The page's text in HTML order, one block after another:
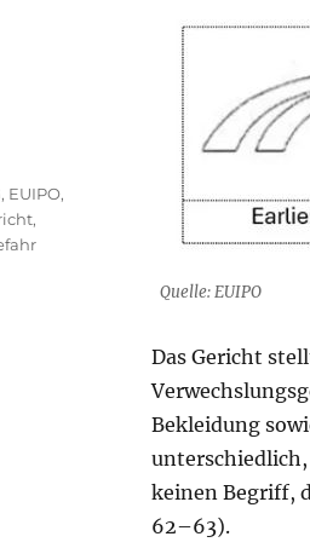
Quelle: EUIPO
Das Gericht
Bekleidung
keinen Begriff,
62–63).
, EUIPO,
,